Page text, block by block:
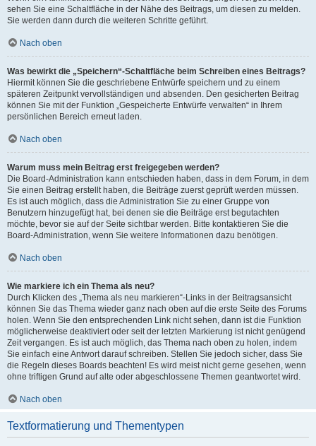
sehen Sie eine Schaltfläche in der Nähe des Beitrags, um diesen zu melden.
Sie werden dann durch die weiteren Schritte geführt.
Nach oben
Was bewirkt die „Speichern“-Schaltfläche beim Schreiben eines Beitrags?
Hiermit können Sie die geschriebene Entwürfe speichern und zu einem
späteren Zeitpunkt vervollständigen und absenden. Den gesicherten Beitrag
können Sie mit der Funktion „Gespeicherte Entwürfe verwalten“ in Ihrem
persönlichen Bereich erneut laden.
Nach oben
Warum muss mein Beitrag erst freigegeben werden?
Die Board-Administration kann entschieden haben, dass in dem Forum, in dem
Sie einen Beitrag erstellt haben, die Beiträge zuerst geprüft werden müssen.
Es ist auch möglich, dass die Administration Sie zu einer Gruppe von
Benutzern hinzugefügt hat, bei denen sie die Beiträge erst begutachten
möchte, bevor sie auf der Seite sichtbar werden. Bitte kontaktieren Sie die
Board-Administration, wenn Sie weitere Informationen dazu benötigen.
Nach oben
Wie markiere ich ein Thema als neu?
Durch Klicken des „Thema als neu markieren“-Links in der Beitragsansicht
können Sie das Thema wieder ganz nach oben auf die erste Seite des Forums
holen. Wenn Sie den entsprechenden Link nicht sehen, dann ist die Funktion
möglicherweise deaktiviert oder seit der letzten Markierung ist nicht genügend
Zeit vergangen. Es ist auch möglich, das Thema nach oben zu holen, indem
Sie einfach eine Antwort darauf schreiben. Stellen Sie jedoch sicher, dass Sie
die Regeln dieses Boards beachten! Es wird meist nicht gerne gesehen, wenn
ohne triftigen Grund auf alte oder abgeschlossene Themen geantwortet wird.
Nach oben
Textformatierung und Thementypen